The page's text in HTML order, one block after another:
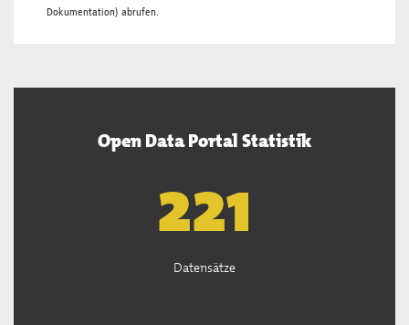
Dokumentation) abrufen.
Open Data Portal Statistik
222
Datensätze